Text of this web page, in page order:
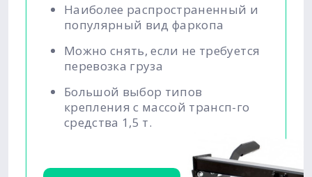
Наиболее распространенный и
популярный вид фаркопа
Можно снять, если не требуется
перевозка груза
Большой выбор типов
крепления с массой трансп-го
средства 1,5 т.